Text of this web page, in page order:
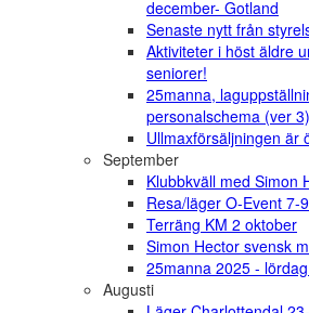
december- Gotland
Senaste nytt från
Aktiviteter i höst äldre
seniorer!
25manna,
personalschema (ver 3)
Ullmaxförsäljningen är
September
Klubbkväll med Simon
Resa/läger O-Event 7-
Terräng KM 2 oktober
Simon Hector svensk
25manna 2025 -
Augusti